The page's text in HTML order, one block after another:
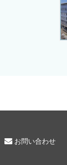
お問い合わせ